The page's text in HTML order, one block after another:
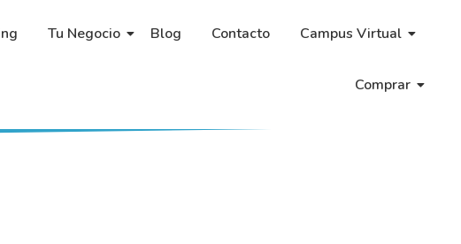
Tu Negocio Blog Contacto Campus Virtual
Comprar